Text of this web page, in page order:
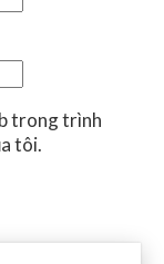
trong trình
tôi.